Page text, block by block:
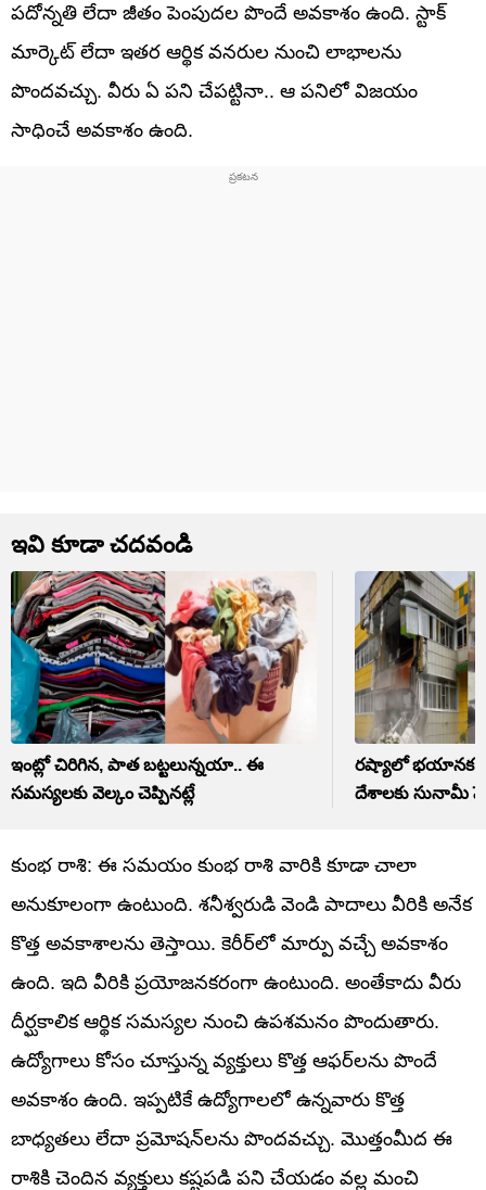
పదోన్నతి లేదా జీతం పెంపుదల పొందే అవకాశం ఉంది. స్టాక్
మార్కెట్ లేదా ఇతర ఆర్థిక వనరుల నుంచి లాభాలను
పొందవచ్చు. వీరు ఏ పని చేపట్టినా.. ఆ పనిలో విజయం
సాధించే అవకాశం ఉంది.
ఇవి కూడా చదవండి
ఇంట్లో చిరిగిన, పాత బట్టలున్నయా.. ఈ
సమస్యలకు వెల్కం చెప్పినట్లే
రష్యాలో భయానక
దేశాలకు సునామీ
కుంభ రాశి: ఈ సమయం కుంభ రాశి వారికి కూడా చాలా
అనుకూలంగా ఉంటుంది. శనీశ్వరుడి వెండి పాదాలు వీరికి అనేక
కొత్త అవకాశాలను తెస్తాయి. కెరీర్‌లో మార్పు వచ్చే అవకాశం
ఉంది. ఇది వీరికి ప్రయోజనకరంగా ఉంటుంది. అంతేకాదు వీరు
దీర్ఘకాలిక ఆర్థిక సమస్యల నుంచి ఉపశమనం పొందుతారు.
ఉద్యోగాలు కోసం చూస్తున్న వ్యక్తులు కొత్త ఆఫర్‌లను పొందే
అవకాశం ఉంది. ఇప్పటికే ఉద్యోగాలలో ఉన్నవారు కొత్త
బాధ్యతలు లేదా ప్రమోషన్‌లను పొందవచ్చు. మొత్తంమీద ఈ
రాశికి చెందిన వ్యక్తులు కష్టపడి పని చేయడం వల్ల మంచి